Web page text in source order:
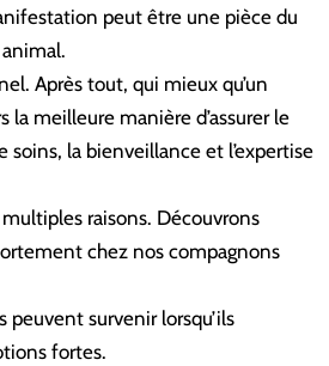
peut être une pièce du
Après tout, qui mieux qu’un
la meilleure manière d’assurer le
la bienveillance et l’expertise
raisons. Découvrons
chez nos compagnons
survenir lorsqu’ils
fortes.